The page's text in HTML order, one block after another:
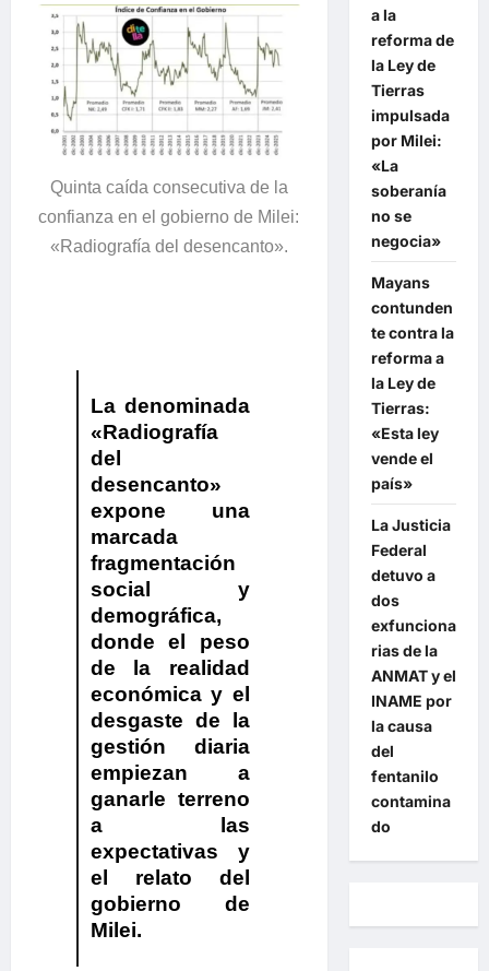
Quinta caída consecutiva de la
confianza en el gobierno de Milei:
«Radiografía del desencanto».
La denominada
«Radiografía
del
desencanto»
expone una
marcada
fragmentación
social y
demográfica,
donde el peso
de la realidad
económica y el
desgaste de la
gestión diaria
empiezan a
ganarle terreno
a las
expectativas y
el relato del
gobierno de
Milei.
a la
reforma de
la Ley de
Tierras
impulsada
por Milei:
«La
soberanía
no se
negocia»
Mayans
contunden
te contra la
reforma a
la Ley de
Tierras:
«Esta ley
vende el
país»
La Justicia
Federal
detuvo a
dos
exfunciona
rias de la
ANMAT y el
INAME por
la causa
del
fentanilo
contamina
do